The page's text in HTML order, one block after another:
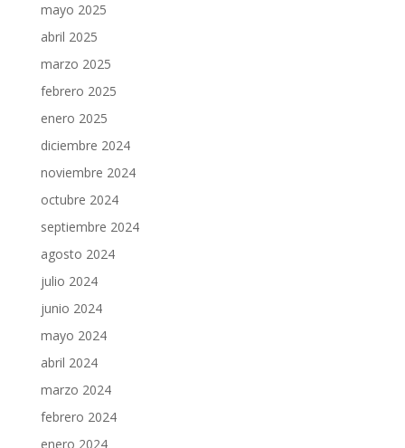
mayo 2025
abril 2025
marzo 2025
febrero 2025
enero 2025
diciembre 2024
noviembre 2024
octubre 2024
septiembre 2024
agosto 2024
julio 2024
junio 2024
mayo 2024
abril 2024
marzo 2024
febrero 2024
enero 2024